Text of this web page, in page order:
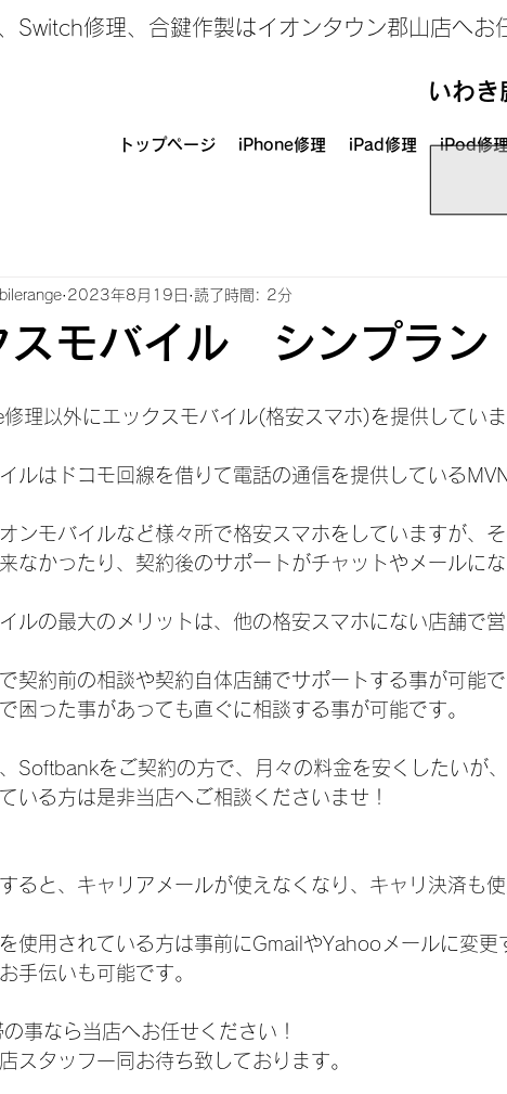
スモバイル シンプラン
2023年8月19日 読了時間: 2分
理以外にエックスモバイル(格安スマホ)を提供していま
ルはドコモ回線を借りて電話の通信を提供している
ンモバイルなど様々所で格安スマホをしていますが、
なかったり、契約後のサポートがチャットやメールにな
ルの最大のメリットは、他の格安スマホにない店舗で営
契約前の相談や契約自体店舗でサポートする事が可能で
困った事があっても直ぐに相談する事が可能です。
Softbankをご契約の方で、月々の料金を安くしたいが
いる方は是非当店へご相談くださいませ！
ると、キャリアメールが使えなくなり、キャリ決済も
使用されている方は事前にGmailやYahooメールに変更
手伝いも可能です。
事なら当店へお任せください！
スタッフ一同お待ち致しております。
Switch修理、合鍵作製はイオンタウン郡山店へお
トップページ iPhone修理 iPad修理 iPod修
いわき